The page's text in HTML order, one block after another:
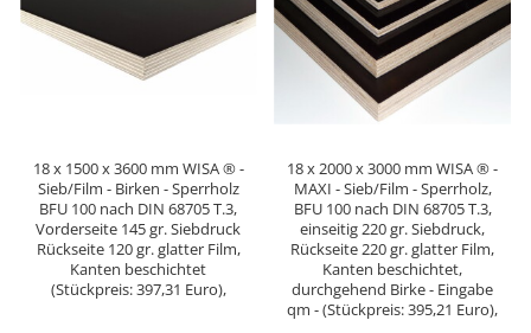
18 x 1500 x 3600 mm WISA ® -
Sieb/Film - Birken - Sperrholz
BFU 100 nach DIN 68705 T.3,
Vorderseite 145 gr. Siebdruck
Rückseite 120 gr. glatter Film,
Kanten beschichtet
(Stückpreis: 397,31 Euro),
18 x 2000 x 3000 mm WISA ® -
MAXI - Sieb/Film - Sperrholz,
BFU 100 nach DIN 68705 T.3,
einseitig 220 gr. Siebdruck,
Rückseite 220 gr. glatter Film,
Kanten beschichtet,
durchgehend Birke - Eingabe
qm - (Stückpreis: 395,21 Euro),